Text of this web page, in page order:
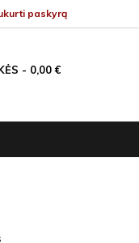
paskyrą
- 0,00 €